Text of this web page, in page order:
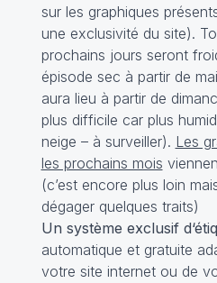
sur les graphiques
une exclusivité du site).
prochains jours seront
épisode sec à partir de
aura lieu à partir de
plus difficile car plus
neige – à surveiller). Les
les prochains mois
(c’est encore plus loin
dégager quelques traits)
Un système exclusif
automatique et gratuite
votre site internet ou de